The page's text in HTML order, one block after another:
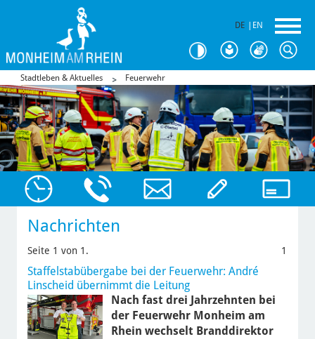
DE EN
Stadtleben & Aktuelles Feuerwehr
Nachrichten
Seite 1 von 1. 1
Staffelstabübergabe bei der Feuerwehr: André
Linscheid übernimmt die Leitung
Nach fast drei Jahrzehnten bei
der Feuerwehr Monheim am
Rhein wechselt Branddirektor